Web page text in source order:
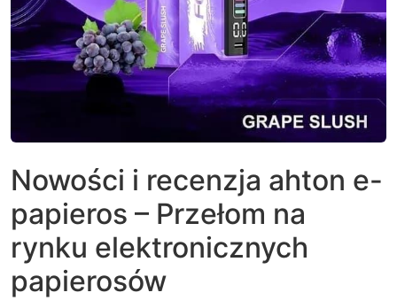
Nowości i recenzja ahton e-
papieros – Przełom na
rynku elektronicznych
papierosów